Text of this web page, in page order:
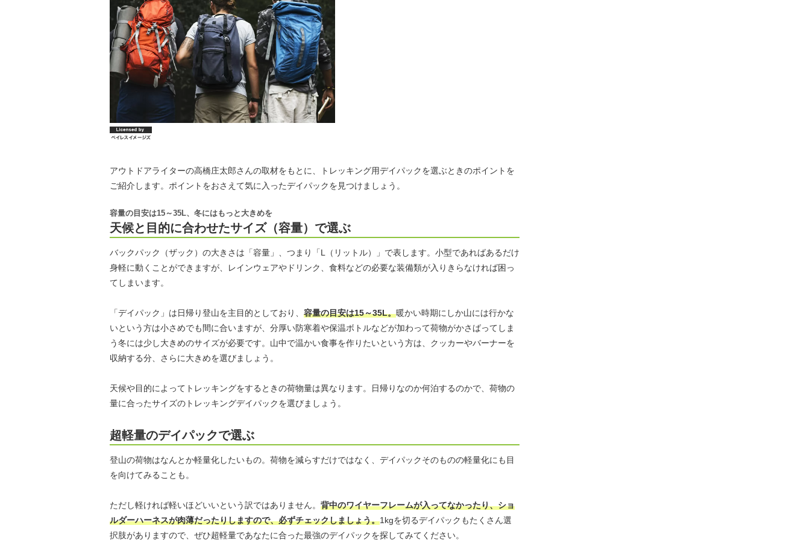
アウトドアライターの高橋庄太郎さんの取材をもとに、トレッキング用デイパックを選ぶときのポイントを
ご紹介します。ポイントをおさえて気に入ったデイパックを見つけましょう。
天候と目的に合わせたサイズ（容量）で選ぶ
容量の目安は15～35L、冬にはもっと大きめを
バックパック（ザック）の大きさは「容量」、つまり「L（リットル）」で表します。小型であればあるだけ
身軽に動くことができますが、レインウェアやドリンク、食料などの必要な装備類が入りきらなければ困っ
てしまいます。
「デイパック」は日帰り登山を主目的としており、 容量の目安は15～35L。暖かい時期にしか山には行かな
いという方は小さめでも間に合いますが、分厚い防寒着や保温ボトルなどが加わって荷物がかさばってしま
う冬には少し大きめのサイズが必要です。山中で温かい食事を作りたいという方は、クッカーやバーナーを
収納する分、さらに大きめを選びましょう。
天候や目的によってトレッキングをするときの荷物量は異なります。日帰りなのか何泊するのかで、荷物の
量に合ったサイズのトレッキングデイパックを選びましょう。
超軽量のデイパックで選ぶ
登山の荷物はなんとか軽量化したいもの。荷物を減らすだけではなく、デイパックそのものの軽量化にも目
を向けてみることも。
ただし軽ければ軽いほどいいという訳ではありません。 背中のワイヤーフレームが入ってなかったり、ショ
ルダーハーネスが肉薄だったりしますので、必ずチェックしましょう。1kgを切るデイパックもたくさん選
択肢がありますので、ぜひ超軽量であなたに合った最強のデイパックを探してみてください。